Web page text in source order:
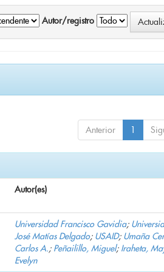
Autor/registro
Anterior 1
Autor(es)
Universidad Francisco Gavidia;
José Matías Delgado; USAID; Umaña
Carlos A.; Peñailillo, Miguel; Iraheta,
Evelyn